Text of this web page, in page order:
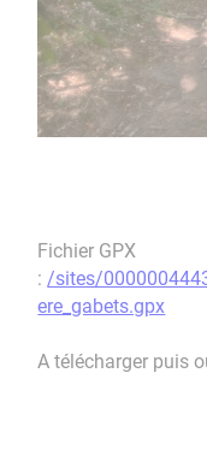
Fichier GPX
:/sites/
ere_gabets.gpx
A télécharger puis